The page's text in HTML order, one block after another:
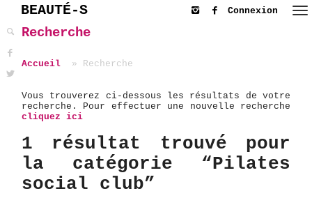
BEAUTÉ-S Connexion
Recherche
Accueil Recherche
Vous trouverez ci-dessous les résultats de votre
recherche. Pour effectuer une nouvelle recherche
cliquez ici
1 résultat trouvé pour
la catégorie “Pilates
social club”